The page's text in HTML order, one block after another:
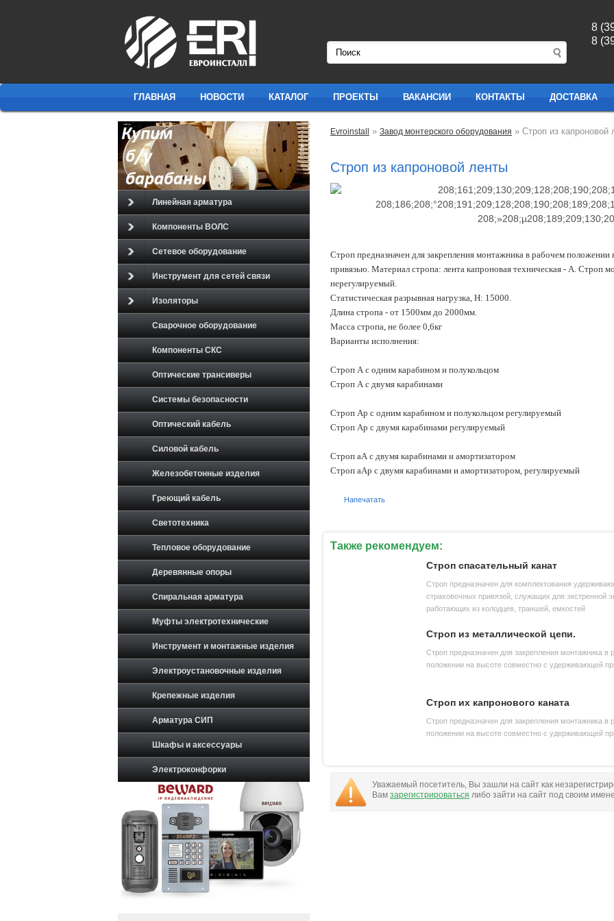
8
8
ГЛАВНАЯ НОВОСТИ КАТАЛОГ ПРОЕКТЫ ВАКАНСИИ КОНТАКТЫ ДОСТАВКА
Evroinstall » Завод монтерского оборудования » Строп из капроновой
Строп из капроновой ленты
Строп предназначен для закрепления монтажника в рабочем
привязью. Материал стропа: лента капроновая техническая - А. Строп
нерегулируемый.
Статистическая разрывная нагрузка, Н: 15000.
Длина стропа - от 1500мм до 2000мм.
Масса стропа, не более 0,6кг
Варианты исполнения:
Строп А с одним карабином и полукольцом
Строп А с двумя карабинами
Строп Ар с одним карабином и полукольцом регулируемый
Строп Ар с двумя карабинами регулируемый
Строп аА с двумя карабинами и амортизатором
Строп аАр с двумя карабинами и амортизатором, регулируемый
Напечатать
Также рекомендуем:
Строп спасательный канат
Строп предназначен для комплектования
страховочных привязей, служащих для экстренной
работающих из колодцев, траншей, емкостей
Строп из металлической цепи.
Строп предназначен для закрепления монтажника в
положении на высоте совместно с удерживающей
Строп их капронового каната
Строп предназначен для закрепления монтажника в
положении на высоте совместно с удерживающей
Уважаемый посетитель, Вы зашли на сайт как
Вам зарегистрироваться либо зайти на сайт под своим
Линейная арматура
Компоненты ВОЛС
Сетевое оборудование
Инструмент для сетей связи
Изоляторы
Сварочное оборудование
Компоненты СКС
Оптические трансиверы
Системы безопасности
Оптический кабель
Силовой кабель
Железобетонные изделия
Греющий кабель
Светотехника
Тепловое оборудование
Деревянные опоры
Спиральная арматура
Муфты электротехнические
Инструмент и монтажные изделия
Электроустановочные изделия
Крепежные изделия
Арматура СИП
Шкафы и аксессуары
Электроконфорки